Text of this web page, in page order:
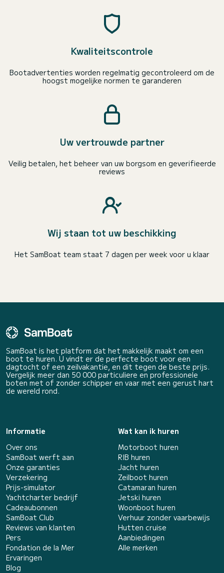
Kwaliteitscontrole
Bootadvertenties worden regelmatig gecontroleerd om de
hoogst mogelijke normen te garanderen
Uw vertrouwde partner
Veilig betalen, het beheer van uw borgsom en geverifieerde
reviews
Wij staan tot uw beschikking
Het SamBoat team staat 7 dagen per week voor u klaar
SamBoat is het platform dat het makkelijk maakt om een
boot te huren. U vindt er de perfecte boot voor een
dagtocht of een zeilvakantie, en dit tegen de beste prijs.
Vergelijk meer dan 50 000 particuliere en professionele
boten met of zonder schipper en vaar met een gerust hart
de wereld rond.
Informatie
Over ons
SamBoat werft aan
Onze garanties
Verzekering
Prijs-simulator
Yachtcharter bedrijf
Cadeaubonnen
SamBoat Club
Reviews van klanten
Pers
Fondation de la Mer
Ervaringen
Blog
Wat kan ik huren
Motorboot huren
RIB huren
Jacht huren
Zeilboot huren
Catamaran huren
Jetski huren
Woonboot huren
Verhuur zonder vaarbewijs
Hutten cruise
Aanbiedingen
Alle merken